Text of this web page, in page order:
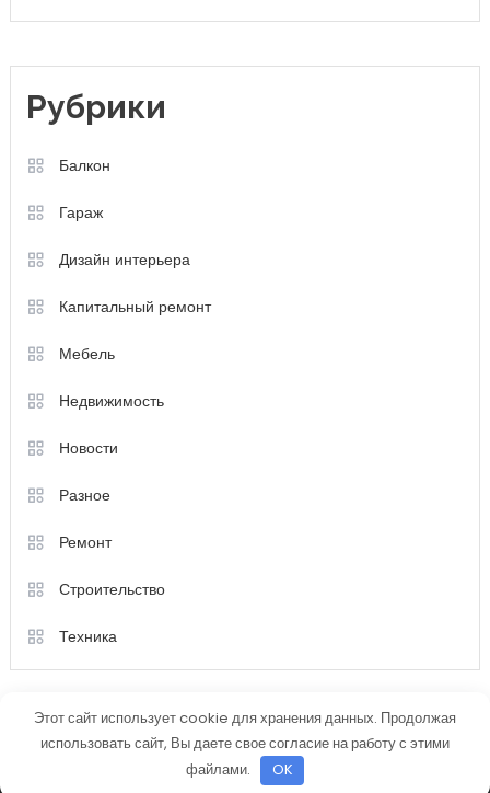
Рубрики
Балкон
Гараж
Дизайн интерьера
Капитальный ремонт
Мебель
Недвижимость
Новости
Разное
Ремонт
Строительство
Техника
Тема: Color Magazine от
Этот сайт использует cookie для хранения данных. Продолжая
использовать сайт, Вы даете свое согласие на работу с этими
файлами.
OK